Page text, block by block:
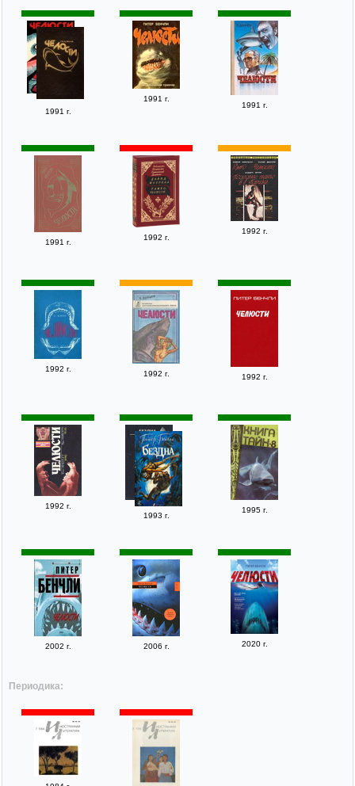
1991 г.
1991 г.
1991 г.
1991 г.
1992 г.
1992 г.
1992 г.
1992 г. 1992 г.
1992 г.
1993 г.
1995 г.
2002 г. 2006 г. 2020 г.
Периодика: